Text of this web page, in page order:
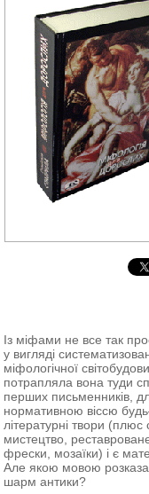
Із міфами не все так
у вигляді
міфологічної
потрапляла вона туди
перших письменників,
нормативною віссю
літературні твори
мистецтво,
фрески, мозаїки) і є
Але якою мовою
шарм антики?